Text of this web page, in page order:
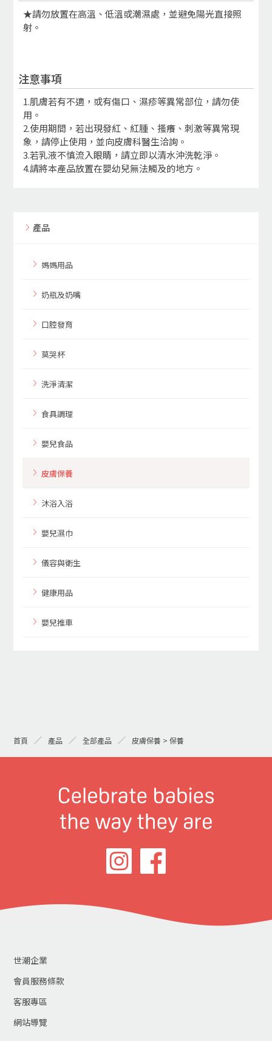
★請勿放置在高溫、低溫或潮濕處，並避免陽光直接照
射。
注意事項
1.肌膚若有不適，或有傷口、濕疹等異常部位，請勿使
用。
2.使用期間，若出現發紅、紅腫、搔癢、刺激等異常現
象，請停止使用，並向皮膚科醫生洽詢。
3.若乳液不慎流入眼睛，請立即以清水沖洗乾淨。
4.請將本產品放置在嬰幼兒無法觸及的地方。
產品
媽媽用品
奶瓶及奶嘴
口腔發育
莫哭杯
洗淨清潔
食具調理
嬰兒食品
皮膚保養
沐浴入浴
嬰兒濕巾
儀容與衛生
健康用品
嬰兒推車
首頁 產品 全部產品 皮膚保養 > 保養
世潮企業
會員服務條款
客服專區
網站導覽